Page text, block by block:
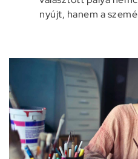
nyújt, hanem a